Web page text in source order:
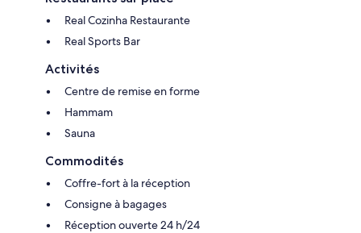
Real Cozinha Restaurante
Real Sports Bar
Activités
Centre de remise en forme
Hammam
Sauna
Commodités
Coffre-fort à la réception
Consigne à bagages
Réception ouverte 24 h/24